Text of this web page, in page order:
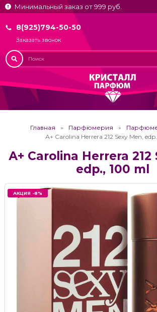
Минимальный заказ от 999 руб.
8(925)794-50-50
Заказать звонок
Главная Парфюмерия
А+ Carolina Herrera 212 Sexy Men,
А+ Carolina Herrera 212
edp., 100 ml
АКЦИЯ -8%
АКЦИЯ -8%